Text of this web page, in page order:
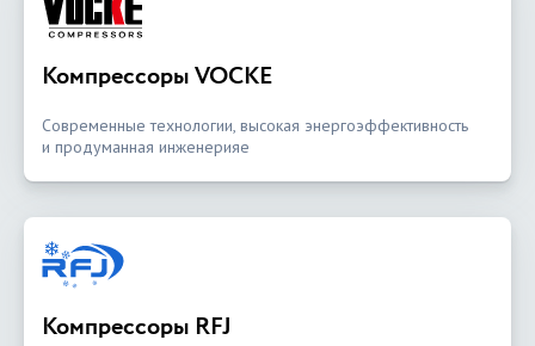
Компрессоры VOCKE
Современные технологии, высокая энергоэффективность
и продуманная инженерияе
Компрессоры RFJ